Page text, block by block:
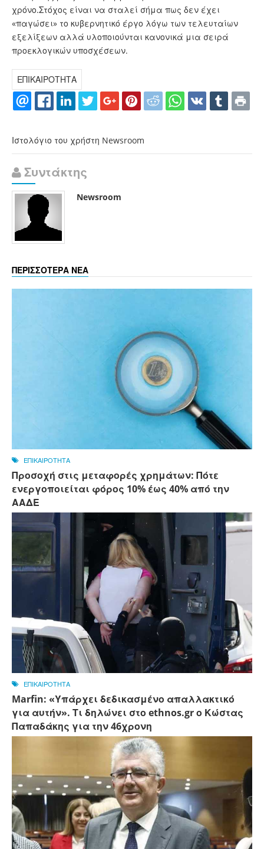
χρόνο.Στόχος είναι να σταλεί σήμα πως δεν έχει
«παγώσει» το κυβερνητικό έργο λόγω των τελευταίων
εξελίξεων αλλά υλοποιούνται κανονικά μια σειρά
προεκλογικών υποσχέσεων.
ΕΠΙΚΑΙΡΟΤΗΤΑ
Ιστολόγιο του χρήστη Newsroom
Συντάκτης
Newsroom
ΠΕΡΙΣΣΟΤΕΡΑ ΝΕΑ
ΕΠΙΚΑΙΡΟΤΗΤΑ
Προσοχή στις μεταφορές χρημάτων: Πότε
ενεργοποιείται φόρος 10% έως 40% από την
ΑΑΔΕ
ΕΠΙΚΑΙΡΟΤΗΤΑ
Marfin: «Υπάρχει δεδικασμένο απαλλακτικό
για αυτήν». Τι δηλώνει στο ethnos.gr ο Κώστας
Παπαδάκης για την 46χρονη